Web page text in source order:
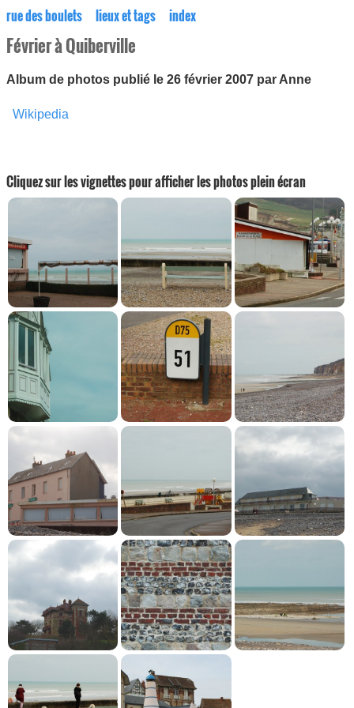
rue des boulets lieux et tags index
Février à Quiberville
Album de photos publié le 26 février 2007 par Anne
Wikipedia
Cliquez sur les vignettes pour afficher les photos plein écran